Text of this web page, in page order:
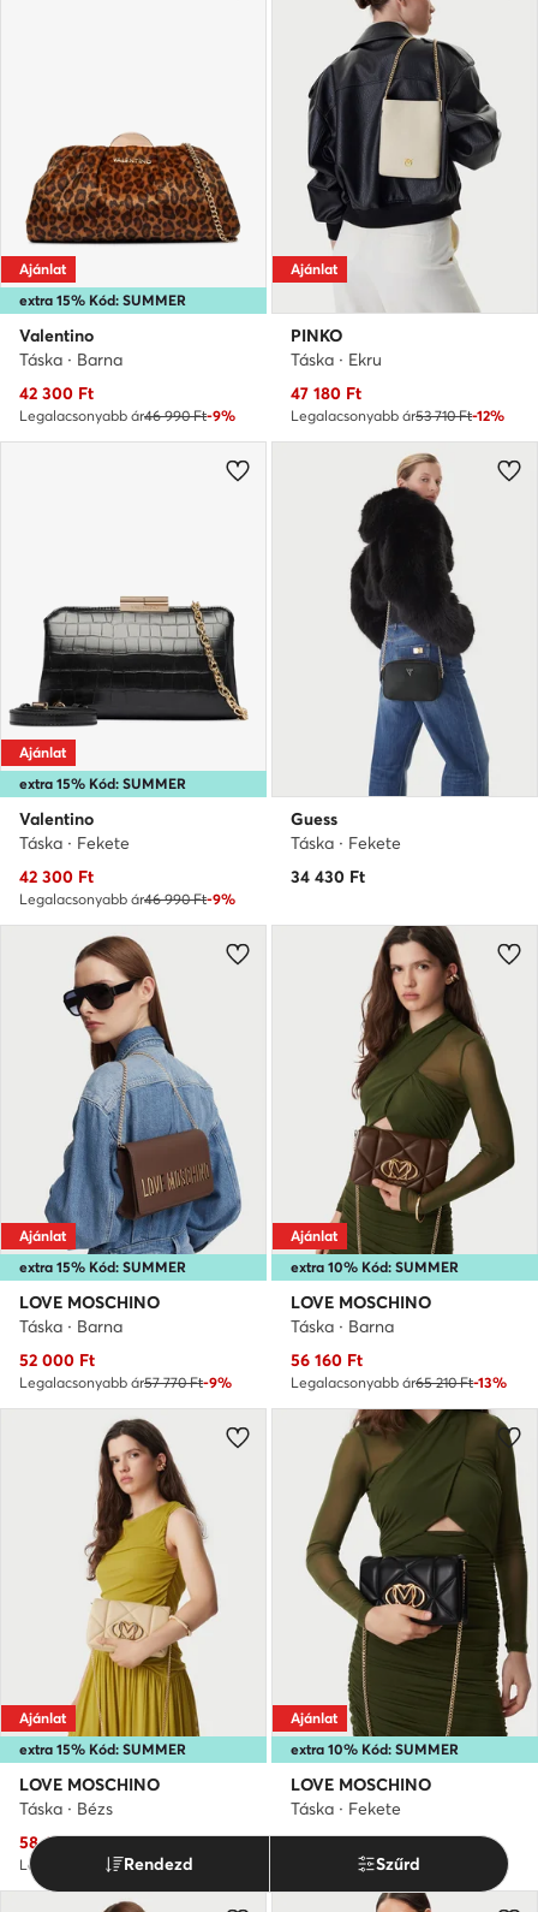
extra 15% Kód: SUMMER
Ajánlat
Valentino
Táska · Barna
Aktuális ár
42 300 Ft
Legalacsonyabb ár46 990 Ft-9%
Ajánlat
PINKO
Táska · Ekru
Aktuális ár
47 180 Ft
Legalacsonyabb ár53 710 Ft-12%
extra 15% Kód: SUMMER
Ajánlat
Valentino
Táska · Fekete
Aktuális ár
42 300 Ft
Legalacsonyabb ár46 990 Ft-9%
Guess
Táska · Fekete
34 430 Ft
extra 15% Kód: SUMMER
Ajánlat
LOVE MOSCHINO
Táska · Barna
Aktuális ár
52 000 Ft
Legalacsonyabb ár57 770 Ft-9%
extra 10% Kód: SUMMER
Ajánlat
LOVE MOSCHINO
Táska · Barna
Aktuális ár
56 160 Ft
Legalacsonyabb ár65 210 Ft-13%
extra 15% Kód: SUMMER
Ajánlat
LOVE MOSCHINO
Táska · Bézs
Aktuális ár
58 690Ft
Legalacsonyabb ár65 210 Ft
extra 10% Kód: SUMMER
Ajánlat
LOVE MOSCHINO
Táska · Fekete
Aktuális ár
57 120Ft
Legalacsonyabb ár65 210 Ft
Rendezd Szűrd